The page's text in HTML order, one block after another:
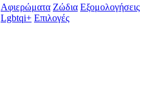
Αφιερώματα Ζώδια Εξομολογήσεις
Lgbtqi+ Επιλογές